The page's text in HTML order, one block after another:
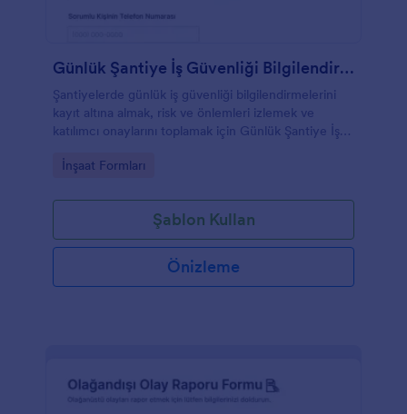
Günlük Şantiye İş Güvenliği Bilgilendirme Formu
Şantiyelerde günlük iş güvenliği bilgilendirmelerini
kayıt altına almak, risk ve önlemleri izlemek ve
katılımcı onaylarını toplamak için Günlük Şantiye İş
Go to Category:
İnşaat Formları
Şablon Kullan
Önizleme